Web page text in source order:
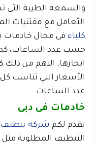
والسمعة الطيبة التي
التعامل مع مقتنيات
كلباء فى مجال خادمات
حسب عدد الساعات،
انجازها. الاهم من ذلك
الأسعار التي تناسب
عدد الساعات .
خادمات فى دبى
تقدم لكم شركة
التنظيف المطلوبة